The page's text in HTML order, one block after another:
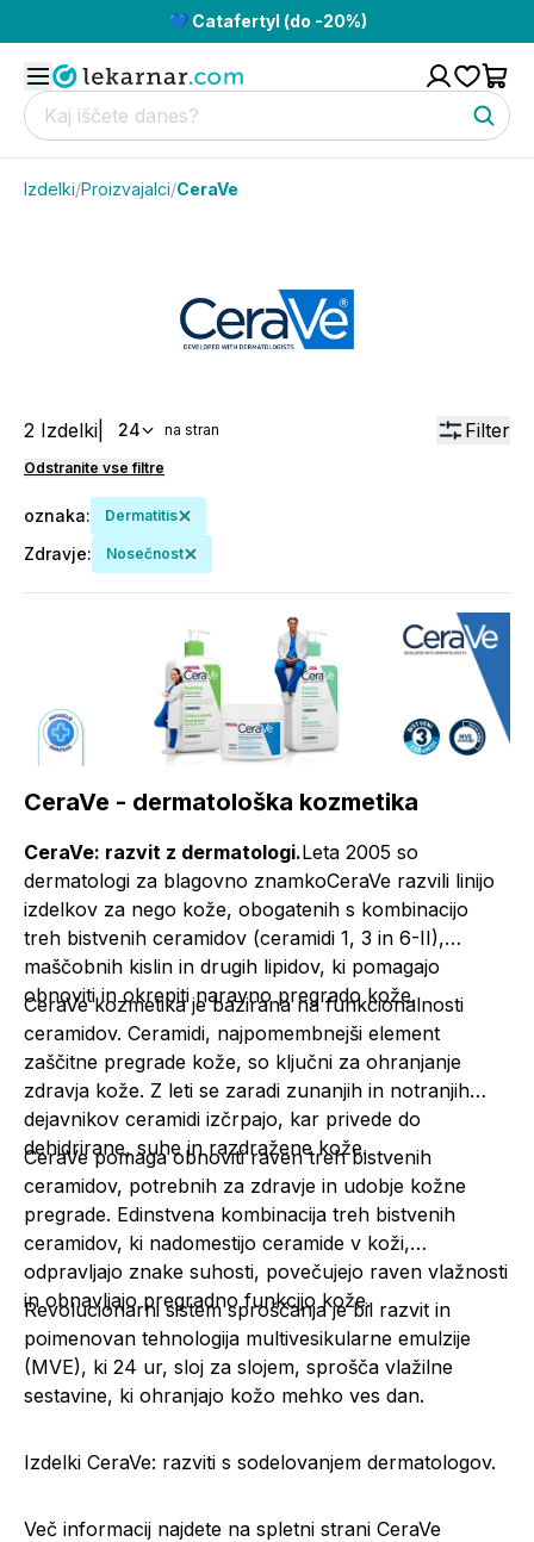
💙 Catafertyl (do -20%)
Izdelki/Proizvajalci/CeraVe
2 Izdelki 24 na stran Filter
Odstranite vse filtre
oznaka: Dermatitis
Zdravje: Nosečnost
CeraVe - dermatološka kozmetika
CeraVe: razvit z dermatologi.Leta 2005 so
dermatologi za blagovno znamkoCeraVe razvili linijo
izdelkov za nego kože, obogatenih s kombinacijo
treh bistvenih ceramidov (ceramidi 1, 3 in 6-II),
maščobnih kislin in drugih lipidov, ki pomagajo
obnoviti in okrepiti naravno pregrado kože.
CeraVe kozmetika je bazirana na funkcionalnosti
ceramidov. Ceramidi, najpomembnejši element
zaščitne pregrade kože, so ključni za ohranjanje
zdravja kože. Z leti se zaradi zunanjih in notranjih
dejavnikov ceramidi izčrpajo, kar privede do
dehidrirane, suhe in razdražene kože.
CeraVe pomaga obnoviti raven treh bistvenih
ceramidov, potrebnih za zdravje in udobje kožne
pregrade. Edinstvena kombinacija treh bistvenih
ceramidov, ki nadomestijo ceramide v koži,
odpravljajo znake suhosti, povečujejo raven vlažnosti
in obnavljajo pregradno funkcijo kože.
Revolucionarni sistem sproščanja je bil razvit in
poimenovan tehnologija multivesikularne emulzije
(MVE), ki 24 ur, sloj za slojem, sprošča vlažilne
sestavine, ki ohranjajo kožo mehko ves dan.
Izdelki CeraVe: razviti s sodelovanjem dermatologov.
Več informacij najdete na spletni strani CeraVe